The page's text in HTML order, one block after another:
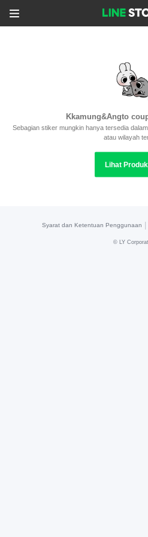
Kkamung&Angto
Sebagian stiker mungkin hanya tersedia
atau wilayah
Lihat
Syarat dan Ketentuan Penggunaan
© LY